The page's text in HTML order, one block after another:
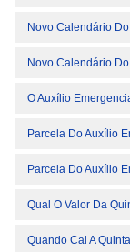
Novo Calendário
Novo Calendário
O Auxílio
Parcela Do Auxílio
Parcela Do Auxílio
Qual O Valor Da
Quando Cai A